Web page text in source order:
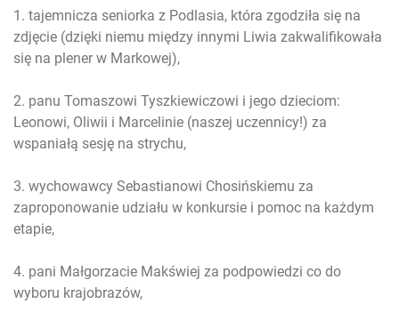
1. tajemnicza seniorka z Podlasia, która zgodziła się na
zdjęcie (dzięki niemu między innymi Liwia zakwalifikowała
się na plener w Markowej),
2. panu Tomaszowi Tyszkiewiczowi i jego dzieciom:
Leonowi, Oliwii i Marcelinie (naszej uczennicy!) za
wspaniałą sesję na strychu,
3. wychowawcy Sebastianowi Chosińskiemu za
zaproponowanie udziału w konkursie i pomoc na każdym
etapie,
4. pani Małgorzacie Makświej za podpowiedzi co do
wyboru krajobrazów,